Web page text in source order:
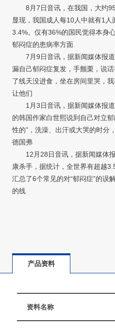
8月7日音讯，在我国，大约
显现，我国成人每10人中就有1
3.4%。仅有36%的国民觉得本身
郁闷症的患病率方面
7月9日音讯，据新闻媒体报道
漏自己郁闷症复发，手颤栗，说
了线天没进食，坐在房间里哭，
让他们
1月3日音讯，据新闻媒体报道
的韩国作家白世熙说到自己对立
性的”，洗澡、出汗或大哭的时分
德国弗
12月28日音讯，据新闻媒体报
康杀手，据统计，全世界有超越
汇总了6个常见的对“郁闷症”的误
的线
产品资料
资料名称